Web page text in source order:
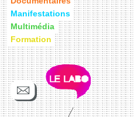
Manifestations
Multimédia
Formation